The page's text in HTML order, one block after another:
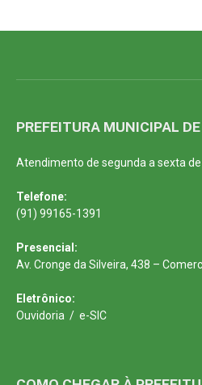
PREFEITURA MUNICIPAL
Atendimento de segunda a sexta de
Telefone:
(91) 99165-1391
Presencial:
Av. Cronge da Silveira, 438 –
Eletrônico:
Ouvidoria / e-SIC